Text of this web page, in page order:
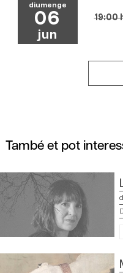
diumenge
06
jun
19:00
També et pot